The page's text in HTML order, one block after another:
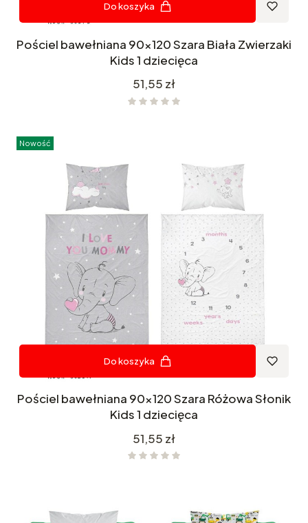
Do koszyka
Pościel bawełniana 90x120 Szara Biała Zwierzaki
Kids 1 dziecięca
Cena
51,55 zł
Nowość
Do koszyka
Pościel bawełniana 90x120 Szara Różowa Słonik
Kids 1 dziecięca
Cena
51,55 zł